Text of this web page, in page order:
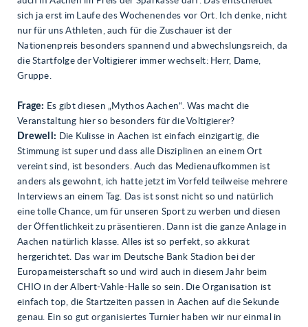
sich ja erst im Laufe des Wochenendes vor Ort. Ich denke, nicht
nur für uns Athleten, auch für die Zuschauer ist der
Nationenpreis besonders spannend und abwechslungsreich, da
die Startfolge der Voltigierer immer wechselt: Herr, Dame,
Gruppe.
Frage: Es gibt diesen „Mythos Aachen“. Was macht die
Veranstaltung hier so besonders für die Voltigierer?
Drewell: Die Kulisse in Aachen ist einfach einzigartig, die
Stimmung ist super und dass alle Disziplinen an einem Ort
vereint sind, ist besonders. Auch das Medienaufkommen ist
anders als gewohnt, ich hatte jetzt im Vorfeld teilweise mehrere
Interviews an einem Tag. Das ist sonst nicht so und natürlich
eine tolle Chance, um für unseren Sport zu werben und diesen
der Öffentlichkeit zu präsentieren. Dann ist die ganze Anlage in
Aachen natürlich klasse. Alles ist so perfekt, so akkurat
hergerichtet. Das war im Deutsche Bank Stadion bei der
Europameisterschaft so und wird auch in diesem Jahr beim
CHIO in der Albert-Vahle-Halle so sein. Die Organisation ist
einfach top, die Startzeiten passen in Aachen auf die Sekunde
genau. Ein so gut organisiertes Turnier haben wir nur einmal in